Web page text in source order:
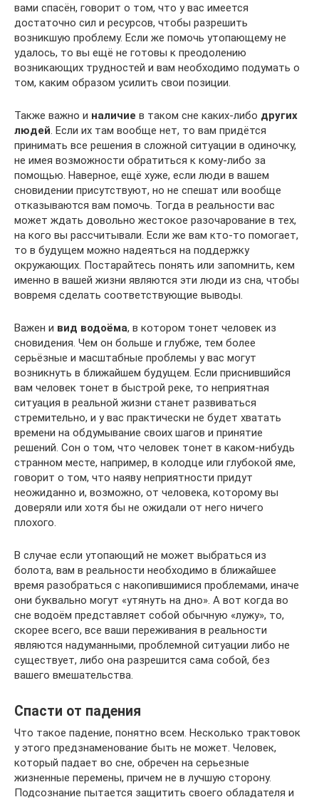
вами спасён, говорит о том, что у вас имеется
достаточно сил и ресурсов, чтобы разрешить
возникшую проблему. Если же помочь утопающему не
удалось, то вы ещё не готовы к преодолению
возникающих трудностей и вам необходимо подумать о
том, каким образом усилить свои позиции.
Также важно и наличие в таком сне каких-либо других
людей . Если их там вообще нет, то вам придётся
принимать все решения в сложной ситуации в одиночку,
не имея возможности обратиться к кому-либо за
помощью. Наверное, ещё хуже, если люди в вашем
сновидении присутствуют, но не спешат или вообще
отказываются вам помочь. Тогда в реальности вас
может ждать довольно жестокое разочарование в тех,
на кого вы рассчитывали. Если же вам кто-то помогает,
то в будущем можно надеяться на поддержку
окружающих. Постарайтесь понять или запомнить, кем
именно в вашей жизни являются эти люди из сна, чтобы
вовремя сделать соответствующие выводы.
Важен и вид водоёма, в котором тонет человек из
сновидения. Чем он больше и глубже, тем более
серьёзные и масштабные проблемы у вас могут
возникнуть в ближайшем будущем. Если приснившийся
вам человек тонет в быстрой реке, то неприятная
ситуация в реальной жизни станет развиваться
стремительно, и у вас практически не будет хватать
времени на обдумывание своих шагов и принятие
решений. Сон о том, что человек тонет в каком-нибудь
странном месте, например, в колодце или глубокой яме,
говорит о том, что наяву неприятности придут
неожиданно и, возможно, от человека, которому вы
доверяли или хотя бы не ожидали от него ничего
плохого.
В случае если утопающий не может выбраться из
болота, вам в реальности необходимо в ближайшее
время разобраться с накопившимися проблемами, иначе
они буквально могут «утянуть на дно». А вот когда во
сне водоём представляет собой обычную «лужу», то,
скорее всего, все ваши переживания в реальности
являются надуманными, проблемной ситуации либо не
существует, либо она разрешится сама собой, без
вашего вмешательства.
Спасти от падения
Что такое падение, понятно всем. Несколько трактовок
у этого предзнаменование быть не может. Человек,
который падает во сне, обречен на серьезные
жизненные перемены, причем не в лучшую сторону.
Подсознание пытается защитить своего обладателя и